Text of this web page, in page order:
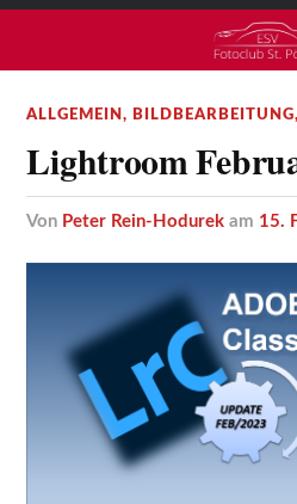
ALLGEMEIN, BILDBEARBEITUNG,
Lightroom
von Peter Rein-Hodurek am 15.